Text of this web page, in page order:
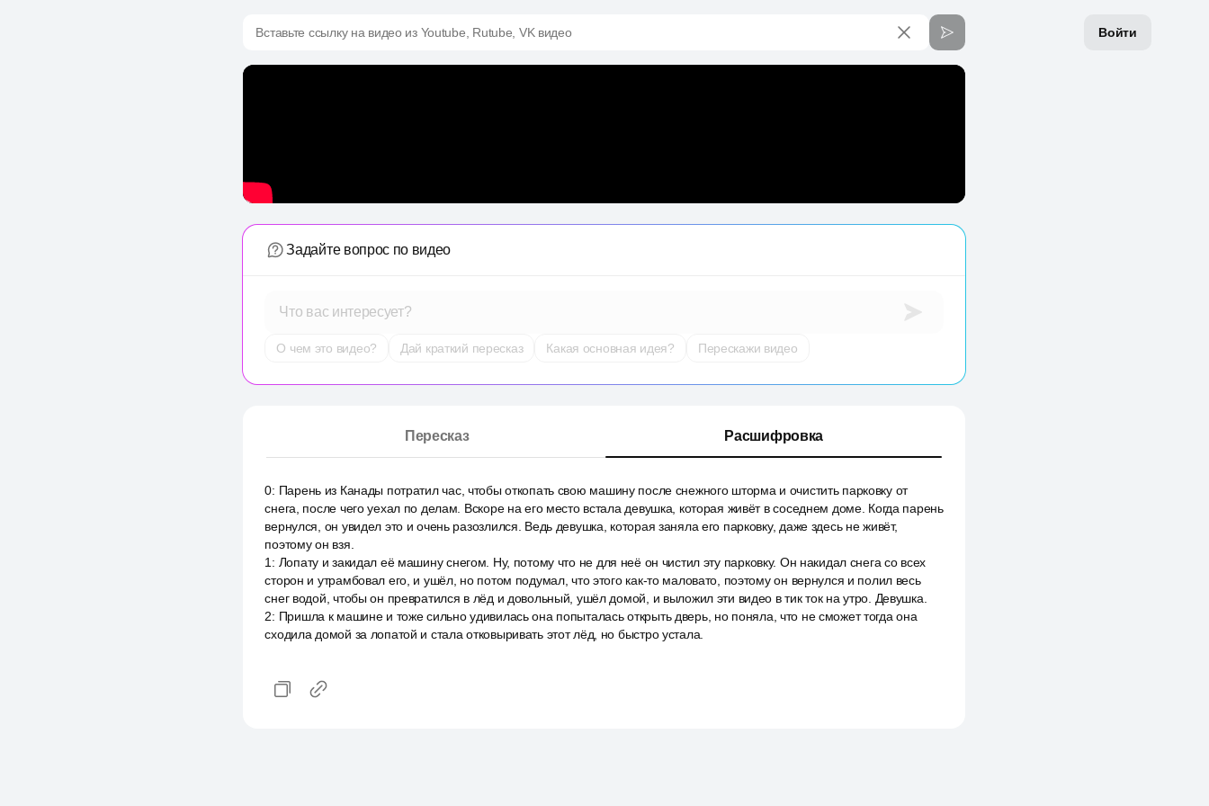
Войти
Вставьте ссылку на видео из Youtube, Rutube, VK видео
Задайте вопрос по видео
Что вас интересует?
О чем это видео? Дай краткий пересказ Какая основная идея? Перескажи видео
Пересказ Расшифровка
0: Парень из Канады потратил час, чтобы откопать свою машину после снежного шторма и очистить парковку от
снега, после чего уехал по делам. Вскоре на его место встала девушка, которая живёт в соседнем доме. Когда парень
вернулся, он увидел это и очень разозлился. Ведь девушка, которая заняла его парковку, даже здесь не живёт,
поэтому он взя.
1 : Лопату и закидал её машину снегом. Ну, потому что не для неё он чистил эту парковку. Он накидал снега со всех
сторон и утрамбовал его, и ушёл, но потом подумал, что этого как-то маловато, поэтому он вернулся и полил весь
снег водой, чтобы он превратился в лёд и довольный, ушёл домой, и выложил эти видео в тик ток на утро. Девушка.
2: Пришла к машине и тоже сильно удивилась она попыталась открыть дверь, но поняла, что не сможет тогда она
сходила домой за лопатой и стала отковыривать этот лёд, но быстро устала.